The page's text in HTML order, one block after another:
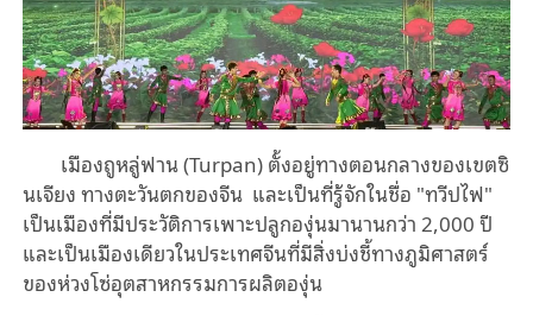
เมืองถูหลู่ฟาน (Turpan) ตั้งอยู่ทางตอนกลางของเขตซิ
นเจียง ทางตะวันตกของจีน และเป็นที่รู้จักในชื่อ "ทวีปไฟ"
เป็นเมืองที่มีประวัติการเพาะปลูกองุ่นมานานกว่า 2,000 ปี
และเป็นเมืองเดียวในประเทศจีนที่มีสิ่งบ่งชี้ทางภูมิศาสตร์
ของห่วงโซ่อุตสาหกรรมการผลิตองุ่น